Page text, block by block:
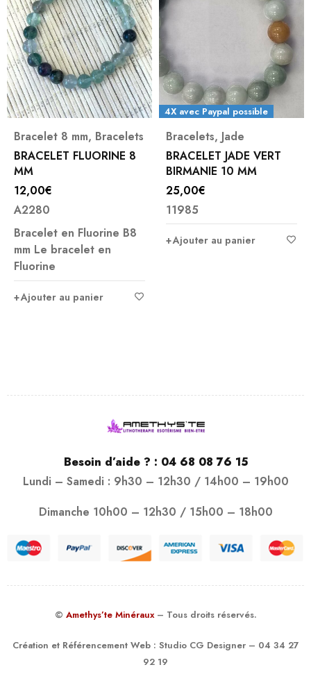
4X avec Paypal possible
Bracelets, Jade
BRACELET JADE VERT
BIRMANIE 10 MM
25,00€
11985
Ajouter au panier
Bracelet 6 mm,
,
Jaspe mokaïte ou
BRACELET JASPE
MOKAITE 6MM
8,00€
Besoin d’aide ? : 04 68 08 76 15
Lundi – Samedi : 9h30 – 12h30 / 14h00 – 19h00
Dimanche 10h00 – 12h30 / 15h00 – 18h00
© Amethys’te Minéraux – Tous droits réservés.
Création et Référencement Web : Studio CG Designer– 04 34 27
92 19